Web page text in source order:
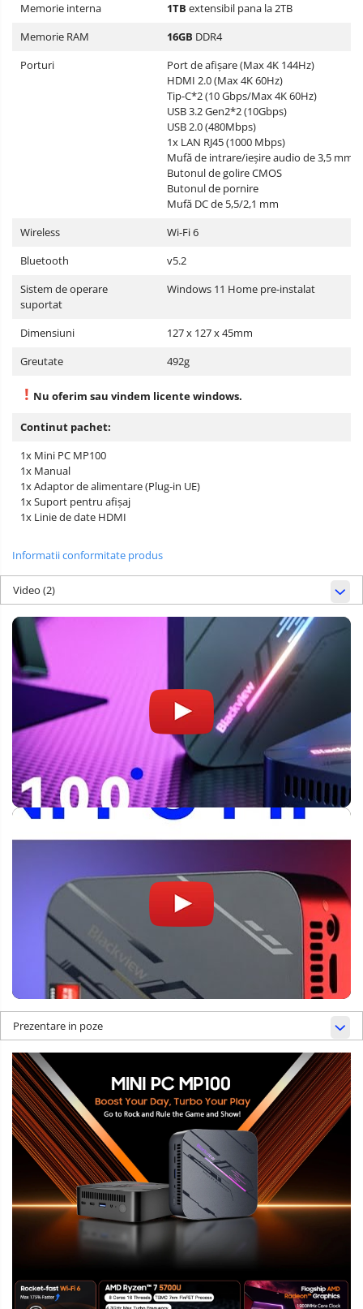
Memorie interna
1TB extensibil pana la 2TB
Memorie RAM
16GB DDR4
Porturi
Port de afișare (Max 4K 144Hz)
HDMI 2.0 (Max 4K 60Hz)
Tip-C*2 (10 Gbps/Max 4K 60Hz)
USB 3.2 Gen2*2 (10Gbps)
USB 2.0 (480Mbps)
1x LAN RJ45 (1000 Mbps)
Mufă de intrare/ieșire audio de 3,5 mm
Butonul de golire CMOS
Butonul de pornire
Mufă DC de 5,5/2,1 mm
Wireless
Wi-Fi 6
Bluetooth
v5.2
Sistem de operare
suportat
Windows 11 Home pre-instalat
Dimensiuni
127 x 127 x 45mm
Greutate
492g
! Nu oferim sau vindem licente windows.
Continut pachet:
1x Mini PC MP100
1x Manual
1x Adaptor de alimentare (Plug-in UE)
1x Suport pentru afișaj
1x Linie de date HDMI
Informatii conformitate produs
Video (2)
Prezentare in poze